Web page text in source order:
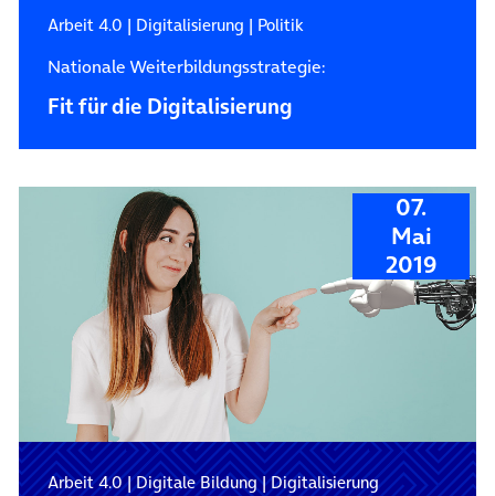
Arbeit 4.0 | Digitalisierung | Politik
Nationale Weiterbildungsstrategie:
Fit für die Digitalisierung
07.
Mai
2019
Arbeit 4.0|Digitale Bildung|Digitalisierung